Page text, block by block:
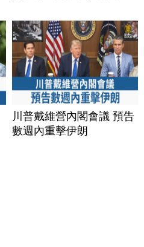
川普戴維營內閣會議 預告
數週內重擊伊朗